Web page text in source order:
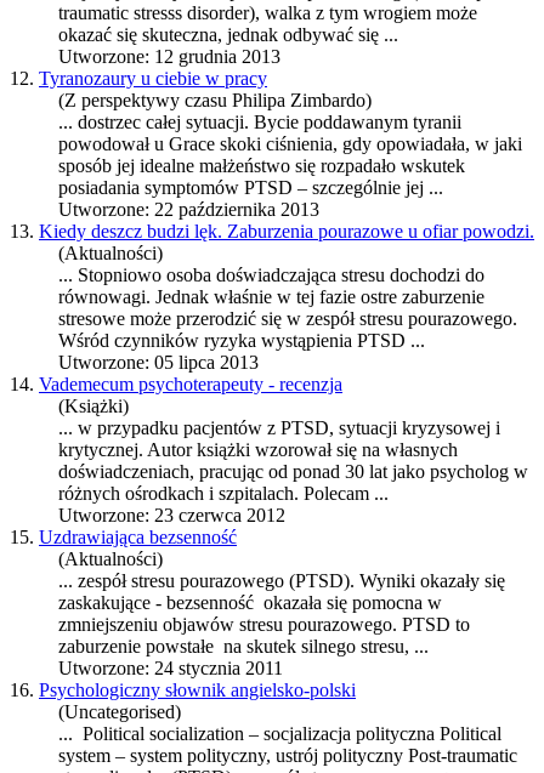
traumatic stresss disorder), walka z tym wrogiem może
okazać się skuteczna, jednak odbywać się ...
Utworzone: 12 grudnia 2013
12. Tyranozaury u ciebie w pracy
(Z perspektywy czasu Philipa Zimbardo)
... dostrzec całej sytuacji. Bycie poddawanym tyranii
powodował u Grace skoki ciśnienia, gdy opowiadała, w jaki
sposób jej idealne małżeństwo się rozpadało wskutek
posiadania symptomów PTSD – szczególnie jej ...
Utworzone: 22 października 2013
13. Kiedy deszcz budzi lęk. Zaburzenia pourazowe u ofiar powodzi.
(Aktualności)
... Stopniowo osoba doświadczająca stresu dochodzi do
równowagi. Jednak właśnie w tej fazie ostre zaburzenie
stresowe może przerodzić się w zespół stresu pourazowego.
Wśród czynników ryzyka wystąpienia PTSD ...
Utworzone: 05 lipca 2013
14. Vademecum psychoterapeuty - recenzja
(Książki)
... w przypadku pacjentów z PTSD, sytuacji kryzysowej i
krytycznej. Autor książki wzorował się na własnych
doświadczeniach, pracując od ponad 30 lat jako psycholog w
różnych ośrodkach i szpitalach. Polecam ...
Utworzone: 23 czerwca 2012
15. Uzdrawiająca bezsenność
(Aktualności)
... zespół stresu pourazowego (PTSD). Wyniki okazały się
zaskakujące - bezsenność okazała się pomocna w
zmniejszeniu objawów stresu pourazowego. PTSD to
zaburzenie powstałe na skutek silnego stresu, ...
Utworzone: 24 stycznia 2011
16. Psychologiczny słownik angielsko-polski
(Uncategorised)
... Political socialization – socjalizacja polityczna Political
system – system polityczny, ustrój polityczny Post-traumatic